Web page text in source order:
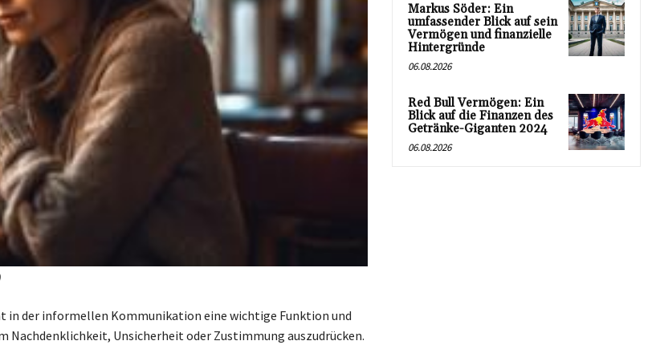
in der informellen Kommunikation eine wichtige Funktion und
Nachdenklichkeit, Unsicherheit oder Zustimmung auszudrücken.
Markus Söder: Ein
umfassender Blick auf sein
Vermögen und finanzielle
Hintergründe
06.08.2026
Red Bull Vermögen: Ein
Blick auf die Finanzen des
Getränke-Giganten 2024
06.08.2026